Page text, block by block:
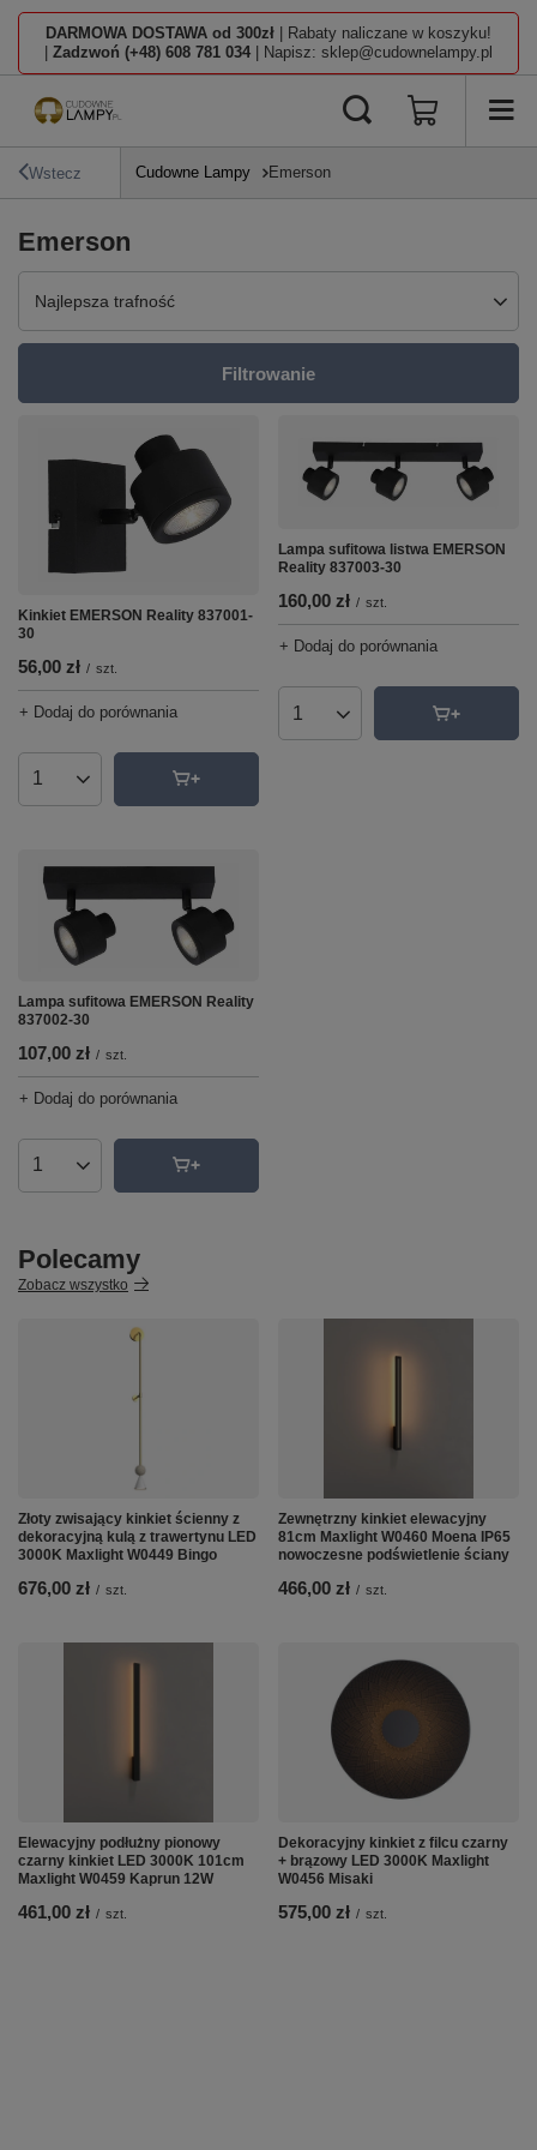
DARMOWA DOSTAWA od 300zł | Rabaty naliczane w koszyku!
Zadzwoń (+48) 608 781 034 | Napisz: sklep@cudownelampy.pl
Wstecz Cudowne Lampy Emerson
Emerson
Zmień sortowanie
Najlepsza trafność
Filtrowanie
Kinkiet EMERSON Reality 837001-
30
56,00 zł / szt.
+ Dodaj do porównania
Ilość produktów
Lampa sufitowa listwa EMERSON
Reality 837003-30
160,00 zł / szt.
+ Dodaj do porównania
Ilość produktów
Lampa sufitowa EMERSON Reality
837002-30
107,00 zł / szt.
+ Dodaj do porównania
Ilość produktów
Polecamy
Zobacz wszystko
Złoty zwisający kinkiet ścienny z
dekoracyjną kulą z trawertynu LED
3000K Maxlight W0449 Bingo
676,00 zł / szt.
Zewnętrzny kinkiet elewacyjny
81cm Maxlight W0460 Moena IP65
nowoczesne podświetlenie ściany
466,00 zł / szt.
Elewacyjny podłużny pionowy
czarny kinkiet LED 3000K 101cm
Maxlight W0459 Kaprun 12W
461,00 zł / szt.
Dekoracyjny kinkiet z filcu czarny
+ brązowy LED 3000K Maxlight
W0456 Misaki
575,00 zł / szt.